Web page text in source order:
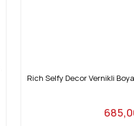
Rich Selfy Decor Vernikli